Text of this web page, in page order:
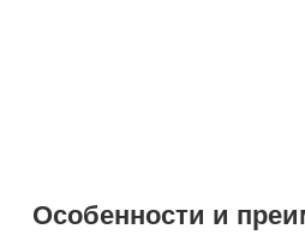
Особенности и